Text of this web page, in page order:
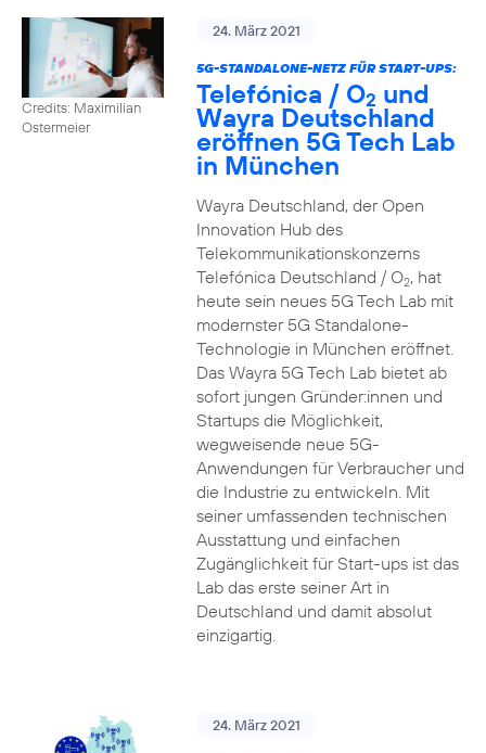
Credits: Maximilian
Ostermeier
24. März 2021
5G-STANDALONE-NETZ FÜR START-UPS:
Telefónica / O2 und
Wayra Deutschland
eröffnen 5G Tech Lab
in München
Wayra Deutschland, der Open
Innovation Hub des
Telekommunikationskonzerns
Telefónica Deutschland / O2, hat
heute sein neues 5G Tech Lab mit
modernster 5G Standalone-
Technologie in München eröffnet.
Das Wayra 5G Tech Lab bietet ab
sofort jungen Gründer:innen und
Startups die Möglichkeit,
wegweisende neue 5G-
Anwendungen für Verbraucher und
die Industrie zu entwickeln. Mit
seiner umfassenden technischen
Ausstattung und einfachen
Zugänglichkeit für Start-ups ist das
Lab das erste seiner Art in
Deutschland und damit absolut
einzigartig.
24. März 2021